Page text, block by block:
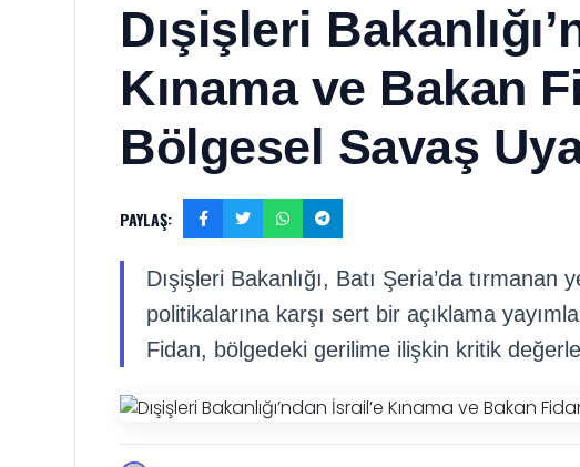
Dışişleri
Kınama ve Bakan
Bölgesel Savaş
PAYLAŞ:
Dışişleri Bakanlığı, Batı Şeria’da
politikalarına karşı sert bir açıklama
Fidan, bölgedeki gerilime ilişkin kritik